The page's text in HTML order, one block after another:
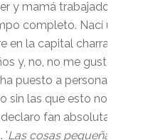
y mamá trabajadora
completo. Nací un
en la capital charra,
y, no, no me gusta el
puesto a personas
sin las que esto no
fan absoluta de
'Las cosas pequeñas